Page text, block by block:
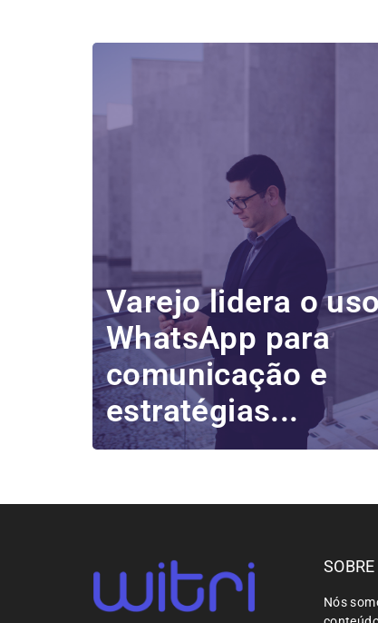
Varejo lidera o
WhatsApp para
comunicação e
estratégias...
Nós